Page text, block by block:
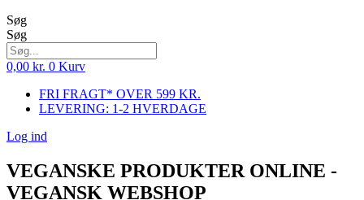
Søg
Søg
0,00 kr. 0 Kurv
FRI FRAGT* OVER 599 KR.
LEVERING: 1-2 HVERDAGE
Log ind
VEGANSKE PRODUKTER ONLINE -
VEGANSK WEBSHOP